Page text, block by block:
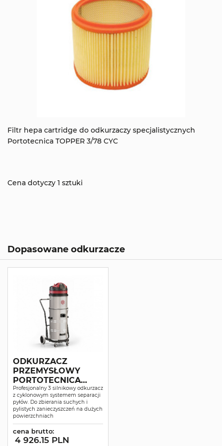
Filtr hepa cartridge do odkurzaczy specjalistycznych
Portotecnica TOPPER 3/78 CYC
Cena dotyczy 1 sztuki
Dopasowane odkurzacze
ODKURZACZ
PRZEMYSŁOWY
PORTOTECNICA
TOPPER 433 GS 3/78
CYC
Profesjonalny 3 silnikowy odkurzacz
z cyklonowym systemem separacji
pyłów. Do zbierania suchych i
pylistych zanieczyszczeń na dużych
powierzchniach
cena brutto:
4 926.15 PLN